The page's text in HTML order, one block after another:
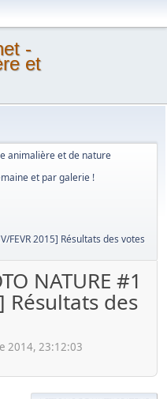
-
et
animalière et de nature
et par galerie !
FEVR 2015] Résultats des votes
NATURE #1
Résultats des
2014, 23:12:03